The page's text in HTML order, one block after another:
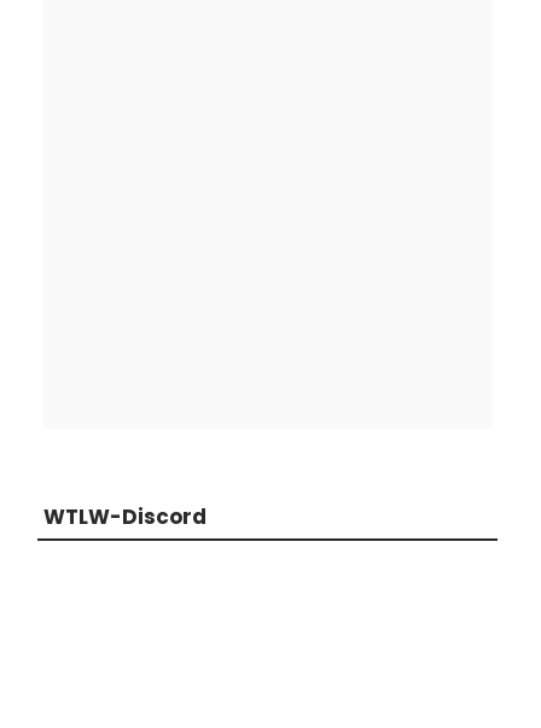
WTLW-Discord